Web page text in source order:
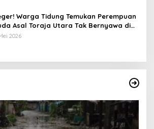
Warga Tidung Temukan Perempuan
Asal Toraja Utara Tak Bernyawa di
Kos
2026